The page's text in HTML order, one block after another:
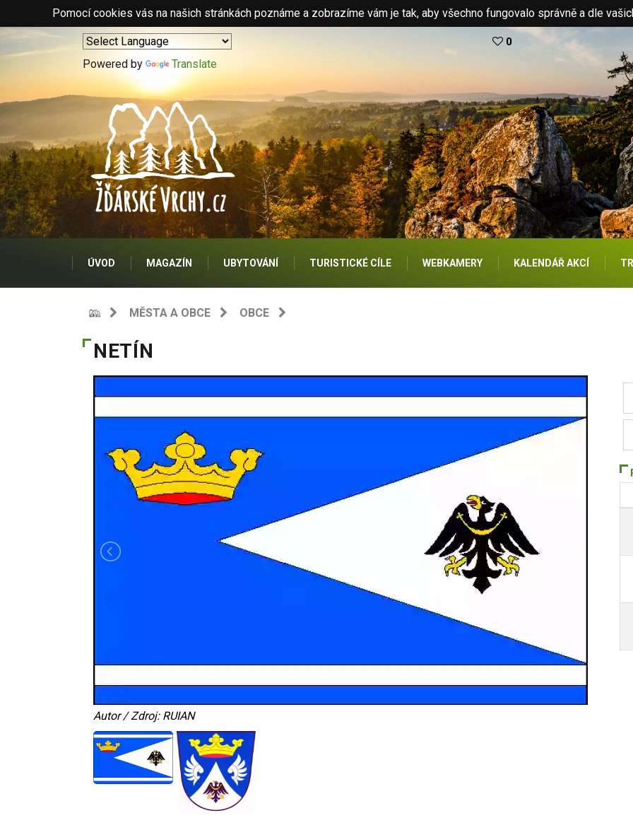
Pomocí cookies vás na našich stránkách poznáme a zobrazíme vám je tak, aby všechno fungovalo správně a dle
Powered by Translate
0
ÚVOD MAGAZÍN UBYTOVÁNÍ TURISTICKÉ CÍLE WEBKAMERY KALENDÁŘ AKCÍ
MĚSTA A OBCE OBCE
NETÍN
Autor / Zdroj: RUIAN